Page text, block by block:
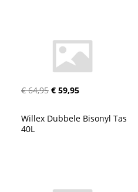
€ 64,95 € 59,95
Willex Dubbele Bisonyl Tas
40L